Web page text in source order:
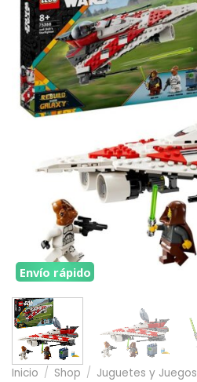
Envío rápido
Inicio / Shop / Juguetes y Juegos